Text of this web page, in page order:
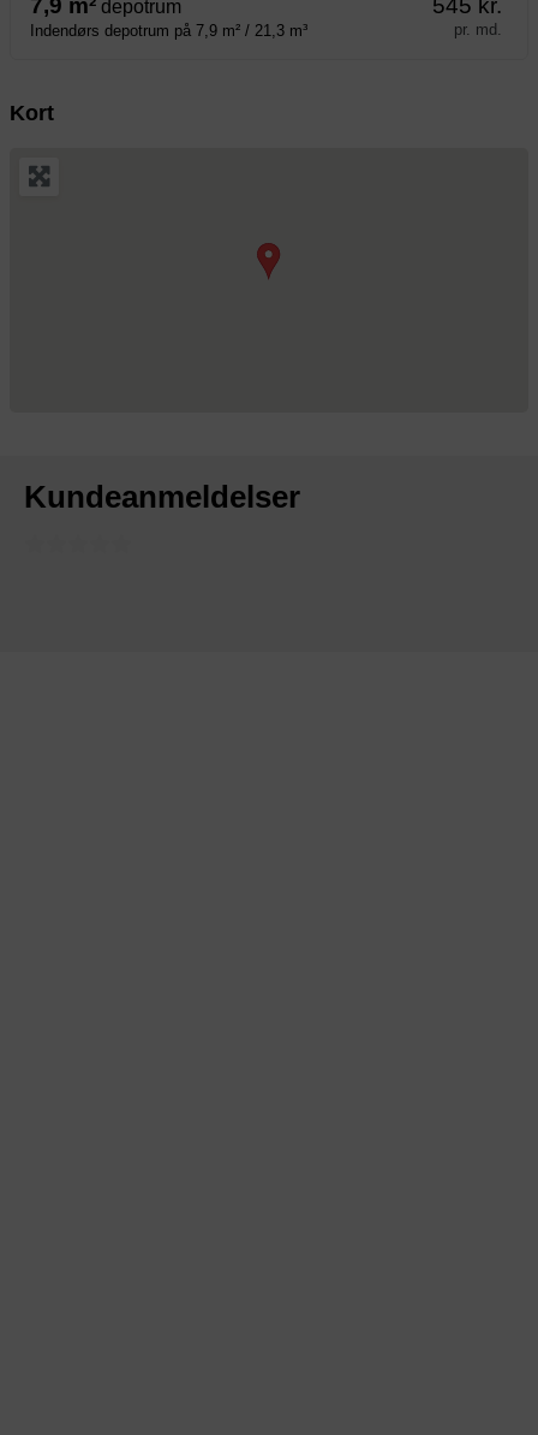
7,9 m² depotrum
Indendørs depotrum på 7,9 m² / 21,3 m³
545 kr.
pr. md.
Kort
Kundeanmeldelser